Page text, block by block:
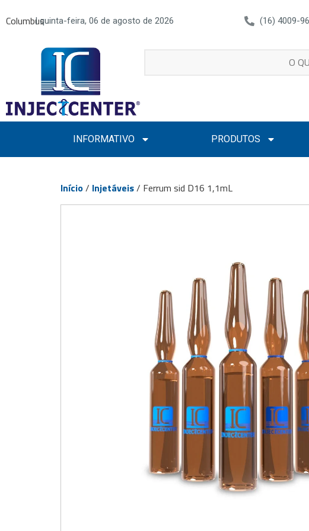
Columbus| quinta-feira, 06 de agosto de 2026 (16) 4009-
INFORMATIVO PRODUTOS
Início/ Injetáveis/ Ferrum sid D16 1,1mL